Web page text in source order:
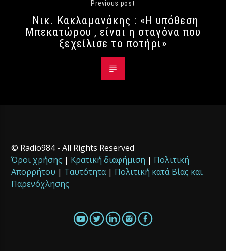
Previous post
Νικ. Κακλαμανάκης : «Η υπόθεση
Μπεκατώρου , είναι η σταγόνα που
ξεχείλισε το ποτήρι»
© Radio984 - All Rights Reserved
Όροι χρήσης | Κρατική διαφήμιση | Πολιτική
Απορρήτου | Ταυτότητα| Πολιτική κατά Βίας και
Παρενόχλησης